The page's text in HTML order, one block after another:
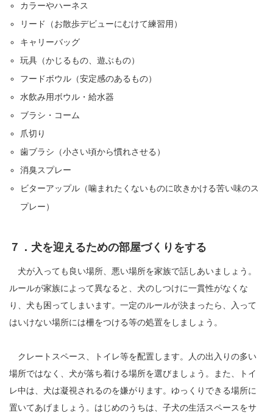
カラーやハーネス
リード（お散歩デビューにむけて練習用）
キャリーバッグ
玩具（かじるもの、遊ぶもの）
フードボウル（安定感のあるもの）
水飲み用ボウル・給水器
ブラシ・コーム
爪切り
歯ブラシ（小さい頃から慣れさせる）
消臭スプレー
ビターアップル（噛まれたくないものに吹きかける苦い味のス
プレー）
７．犬を迎えるための部屋づくりをする
犬が入っても良い場所、悪い場所を家族で話しあいましょう。
ルールが家族によって異なると、犬のしつけに一貫性がなくな
り、犬も困ってしまいます。一定のルールが決まったら、入って
はいけない場所には柵をつける等の処置をしましょう。
クレートスペース、トイレ等を配置します。人の出入りの多い
場所ではなく、犬が落ち着ける場所を選びましょう。また、トイ
レ中は、犬は凝視されるのを嫌がります。ゆっくりできる場所に
置いてあげましょう。はじめのうちは、子犬の生活スペースをサ